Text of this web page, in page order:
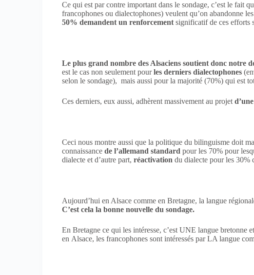
Ce qui est par contre important dans le sondage, c’est le fait
francophones ou dialectophones) veulent qu’on abandonne
50% demandent un renforcement significatif de ces efforts
Le plus grand nombre des Alsaciens soutient donc notre
est le cas non seulement pourles derniers dialectophones
selon le sondage), mais aussi pour la majorité (70%) qui est
Ces derniers, eux aussi, adhèrent massivement au projet
Ceci nous montre aussi que la politique du bilinguisme doit
connaissance de l’allemand standard pour les 70% pour
dialecte et d’autre part, réactivation du dialecte pour les 30%
Aujourd’hui en Alsace comme en Bretagne, la langue
C’est cela la bonne nouvelle du sondage.
En Bretagne ce qui les intéresse, c’est UNE langue bretonne
en Alsace, les francophones sont intéressés par LA langue